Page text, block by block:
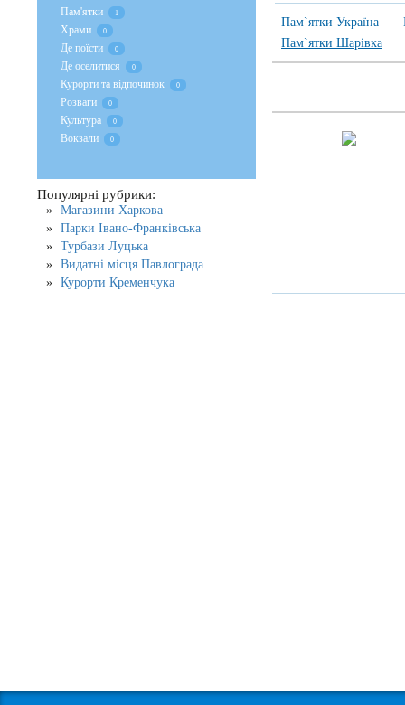
Пам`ятки Україна
Пам`ятки Шарівка
Пам'ятки 1
Храми 0
Де поїсти 0
Де оселитися 0
Курорти та відпочинок 0
Розваги 0
Культура 0
Вокзали 0
Популярні рубрики:
Магазини Харкова
Парки Івано-Франківська
Турбази Луцька
Видатні місця Павлограда
Курорти Кременчука